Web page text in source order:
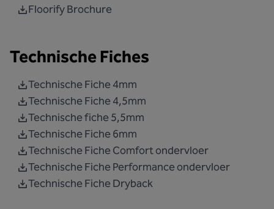
Floorify Brochure
Technische Fiches
Technische Fiche 4mm
Technische Fiche 4,5mm
Technische fiche 5,5mm
Technische Fiche 6mm
Technische Fiche Comfort ondervloer
Technische Fiche Performance ondervloer
Technische Fiche Dryback